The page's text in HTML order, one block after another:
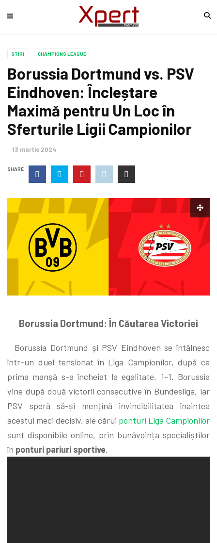
STIRI CHAMPIONS LEAGUE
Borussia Dortmund vs. PSV
Eindhoven: Încleștare
Maximă pentru Un Loc în
Sferturile Ligii Campionilor
13 martie 2024
SHARE
Borussia Dortmund: În Căutarea Victoriei
Borussia Dortmund și PSV Eindhoven se întâlnesc
într-un duel tensionat în Liga Campionilor, după ce
prima manșă s-a încheiat la egalitate, 1-1. Borussia
vine după două victorii consecutive în Bundesliga, iar
PSV speră să-și mențină invincibilitatea înaintea
acestui meci decisiv, ale cărui ponturi Liga Campionilor
sunt disponibile online, prin bunăvoința specialiștilor
în ponturi pariuri sportive.